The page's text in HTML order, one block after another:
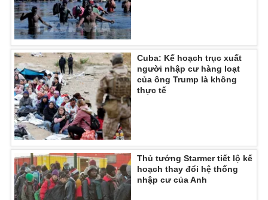
® Cấm sao chép dưới mọi hình thức nếu không có sự chấp
thuận bằng văn bản. Ghi rõ nguồn VTV.vn khi phát hành lại
thông tin từ website này.
Cuba: Kế hoạch trục xuất
người nhập cư hàng loạt
của ông Trump là không
thực tế
Thủ tướng Starmer tiết lộ kế
hoạch thay đổi hệ thống
nhập cư của Anh